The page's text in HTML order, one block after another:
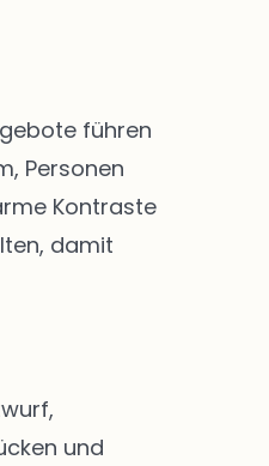
führen
Personen
Kontraste
damit
und